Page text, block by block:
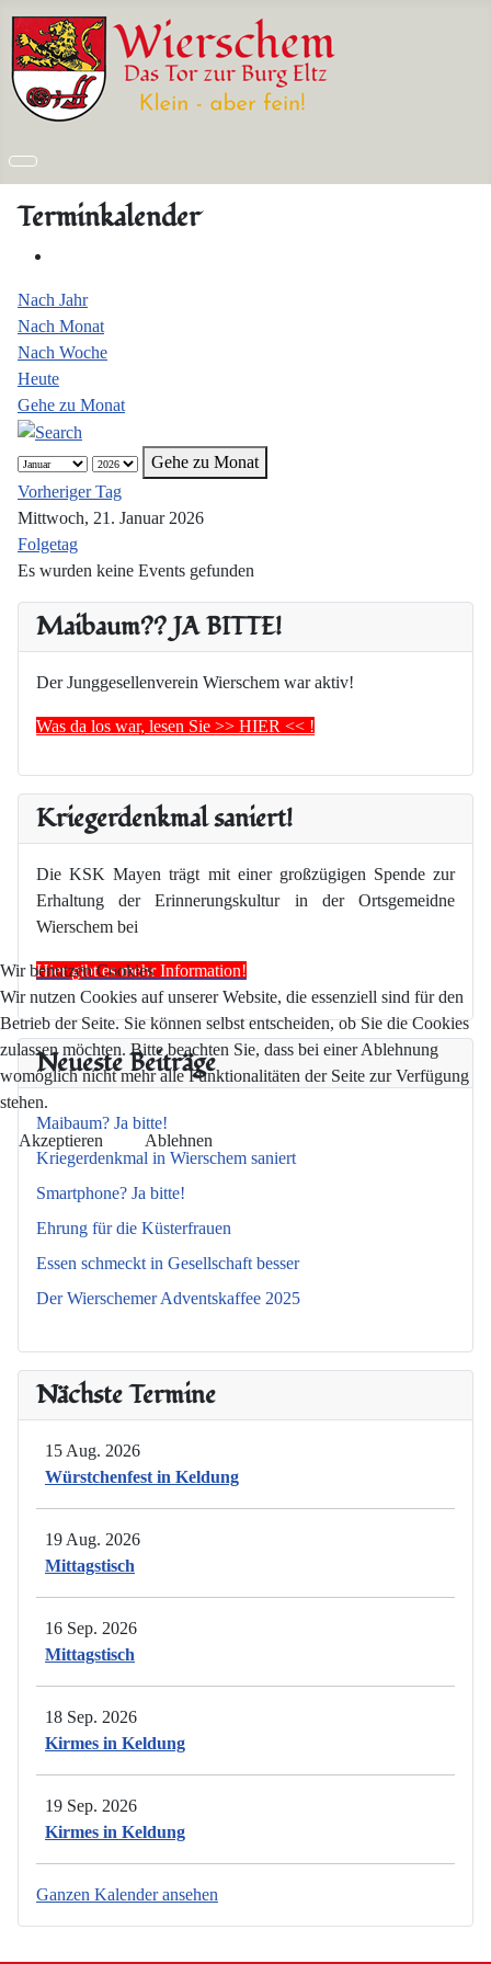
Maibaum?? JA BITTE!
Der Junggesellenverein Wierschem war aktiv!
Was da los war, lesen Sie >> HIER << !
Kriegerdenkmal saniert!
Die KSK Mayen trägt mit einer großzügigen Spende zur
Erhaltung der Erinnerungskultur in der Ortsgemeidne
Wierschem bei
Hier gibt es mehr Information!
Neueste Beiträge
Maibaum? Ja bitte!
Kriegerdenkmal in Wierschem saniert
Smartphone? Ja bitte!
Ehrung für die Küsterfrauen
Essen schmeckt in Gesellschaft besser
Der Wierschemer Adventskaffee 2025
Nächste Termine
15 Aug. 2026
Würstchenfest in Keldung
19 Aug. 2026
Mittagstisch
16 Sep. 2026
Mittagstisch
18 Sep. 2026
Kirmes in Keldung
19 Sep. 2026
Kirmes in Keldung
Ganzen Kalender ansehen
Terminkalender
Nach Jahr
Nach Monat
Nach Woche
Heute
Gehe zu Monat
Gehe zu Monat
Vorheriger Tag
Mittwoch, 21. Januar 2026
Folgetag
Es wurden keine Events gefunden
Wir benutzen Cookies
Wir nutzen Cookies auf unserer Website, die essenziell sind für den
Betrieb der Seite. Sie können selbst entscheiden, ob Sie die Cookies
zulassen möchten. Bitte beachten Sie, dass bei einer Ablehnung
womöglich nicht mehr alle Funktionalitäten der Seite zur Verfügung
stehen.
Akzeptieren Ablehnen